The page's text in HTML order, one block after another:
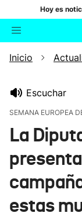
Hoy es
Buscador
Inicio
Escuchar
SEMANA EUROPEA
La
estas